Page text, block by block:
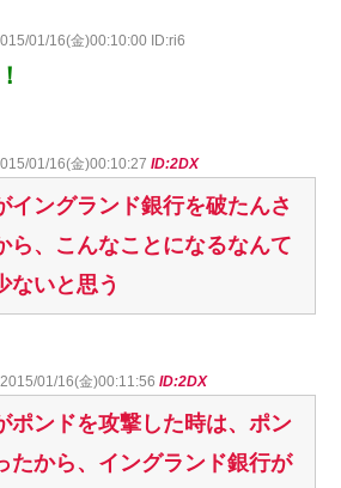
01/16(金)00:10:00 ID:ri6
01/16(金)00:10:27 ID:2DX
イングランド銀行を破たんさ
ら、こんなことになるなんて
ないと思う
2015/01/16(金)00:11:56 ID:2DX
ポンドを攻撃した時は、ポン
たから、イングランド銀行が